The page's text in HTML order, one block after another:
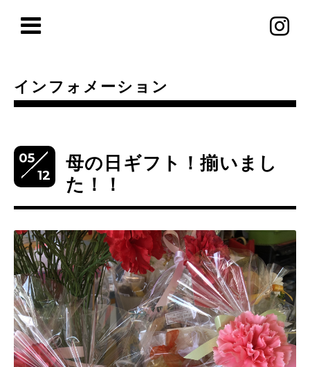
インフォメーション
05
12
母の日ギフト！揃いまし
た！！